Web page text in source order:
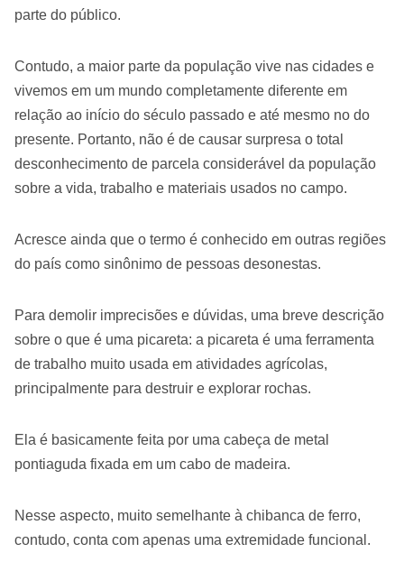
parte do público.
Contudo, a maior parte da população vive nas cidades e
vivemos em um mundo completamente diferente em
relação ao início do século passado e até mesmo no do
presente. Portanto, não é de causar surpresa o total
desconhecimento de parcela considerável da população
sobre a vida, trabalho e materiais usados no campo.
Acresce ainda que o termo é conhecido em outras regiões
do país como sinônimo de pessoas desonestas.
Para demolir imprecisões e dúvidas, uma breve descrição
sobre o que é uma picareta: a picareta é uma ferramenta
de trabalho muito usada em atividades agrícolas,
principalmente para destruir e explorar rochas.
Ela é basicamente feita por uma cabeça de metal
pontiaguda fixada em um cabo de madeira.
Nesse aspecto, muito semelhante à chibanca de ferro,
contudo, conta com apenas uma extremidade funcional.